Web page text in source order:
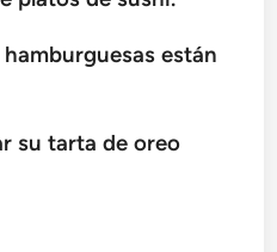
están
su tarta de oreo